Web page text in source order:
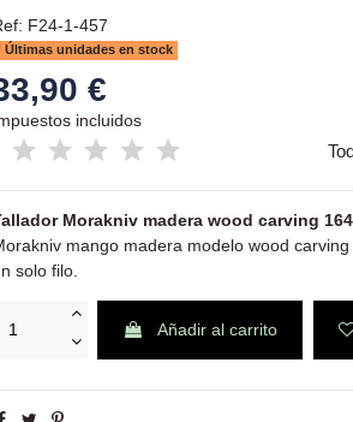
F24-1-457
Últimas unidades en stock
€
incluidos
Morakniv madera wood carving
mango madera modelo wood
solo filo.
Añadir al carrito